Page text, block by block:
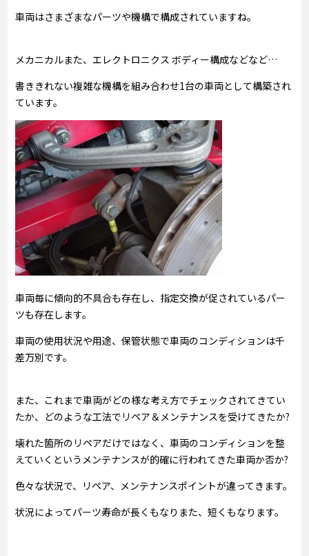
車両はさまざまなパーツや機構で構成されていますね。
メカニカルまた、エレクトロニクス ボディー構成などなど…
書ききれない複雑な機構を組み合わせ1台の車両として構築され
ています。
車両毎に傾向的不具合も存在し、指定交換が促されているパー
ツも存在します。
車両の使用状況や用途、保管状態で車両のコンディションは千
差万別です。
また、これまで車両がどの様な考え方でチェックされてきてい
たか、どのような工法でリペア＆メンテナンスを受けてきたか?
壊れた箇所のリペアだけではなく、車両のコンディションを整
えていくというメンテナンスが的確に行われてきた車両か否か?
色々な状況で、リペア、メンテナンスポイントが違ってきます。
状況によってパーツ寿命が長くもなりまた、短くもなります。